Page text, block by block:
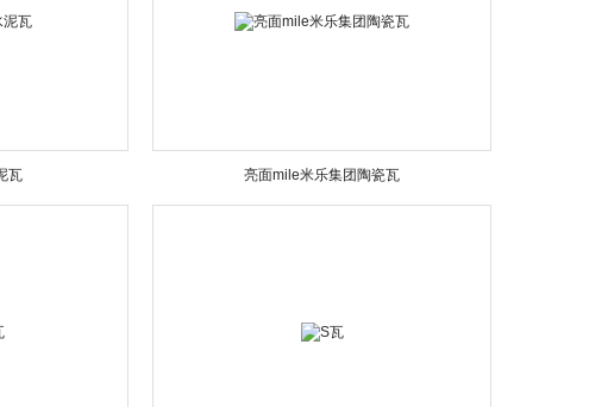
瓦 亮面mile米乐集团陶瓷瓦